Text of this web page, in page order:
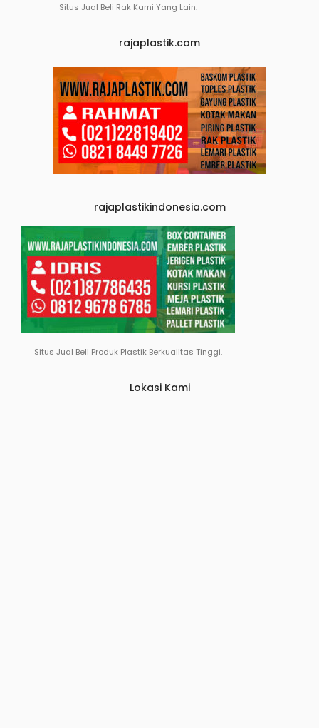
Situs Jual Beli Rak Kami Yang Lain.
rajaplastik.com
rajaplastikindonesia.com
Situs Jual Beli Produk Plastik Berkualitas Tinggi.
Lokasi Kami